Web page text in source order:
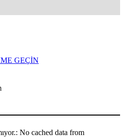
GEÇIN
No cached data from